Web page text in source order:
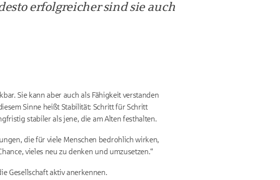
erfolgreicher sind sie auch
Sie kann aber auch als Fähigkeit verstanden
Sinne heißt Stabilität: Schritt für Schritt
stabiler als jene, die am Alten festhalten.
die für viele Menschen bedrohlich wirken,
vieles neu zu denken und umzusetzen.“
Gesellschaft aktiv anerkennen.